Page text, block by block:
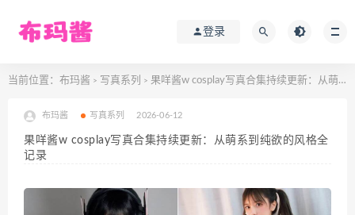
登录
当前位置： 布玛酱 > 写真系列 > 果咩酱w cosplay写真合集持续更新：从萌系到纯欲的风格全记录
布玛酱 写真系列 2026-06-12
果咩酱w cosplay写真合集持续更新：从萌系到纯欲的风格全
记录